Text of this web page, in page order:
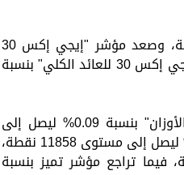
ارتفع مؤشر "إيجي إكس 30" بنسبة 0.14% ليصل إلى مستوى 30917 نقطة، وصعد مؤشر "إيجي إكس 30
محدد الأوزان" بنسبة 0.36% ليصل إلى مستوى 38455 نقطة، وقفز مؤشر "إيجي إكس 30 للعائد الكلي" بنسبة
كما ارتفع مؤشر الشركات المتوسطة والصغيرة "إيجي إكس 70 متساوي الأوزان" بنسبة 0.09% ليصل إلى
مستوى 8594 نقطة، وصعد "إيجي إكس 100 متساوي الأوزان"، بنسبة 0.28% ليصل إلى مستوى 11858 نقطة،
الإسلامية بنسبة 1.1% ليصل إلى مستوى 3238 نقطة، فيما تراجع مؤشر تميز بنسبة